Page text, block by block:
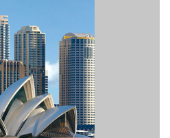
> Obtenez 6 contrats signés garantis
> Vos crédits sont valables A VIE
en concurrence par contact acheté !
devis sans limitation Géographique.
n'êtes pas engagés par le client nous